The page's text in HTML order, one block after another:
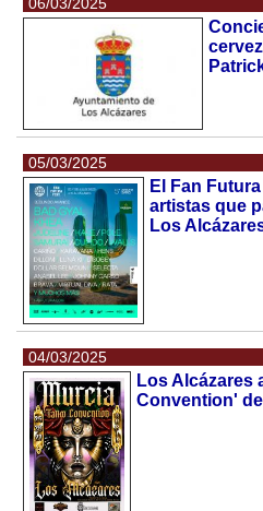
05/03/2025
El Fan
artistas que
Los
04/03/2025
Los Alcázares
Convention'